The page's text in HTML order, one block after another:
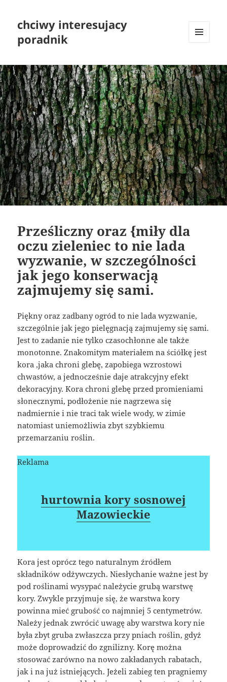
chciwy interesujacy
poradnik
WIDGETY
Prześliczny oraz {miły dla
oczu zieleniec to nie lada
wyzwanie, w szczególności
jak jego konserwacją
zajmujemy się sami.
Piękny oraz zadbany ogród to nie lada wyzwanie,
szczególnie jak jego pielęgnacją zajmujemy się sami.
Jest to zadanie nie tylko czasochłonne ale także
monotonne. Znakomitym materiałem na ściółkę jest
kora ,jaka chroni glebę, zapobiega wzrostowi
chwastów, a jednocześnie daje atrakcyjny efekt
dekoracyjny. Kora chroni glebę przed promieniami
słonecznymi, podłożenie nie nagrzewa się
nadmiernie i nie traci tak wiele wody, w zimie
natomiast uniemożliwia zbyt szybkiemu
przemarzaniu roślin.
Reklama
hurtownia kory sosnowej
Mazowieckie
Kora jest oprócz tego naturalnym źródłem
składników odżywczych. Niesłychanie ważne jest by
pod roślinami wysypać należycie grubą warstwę
kory. Zwykle przyjmuje się, że warstwa kory
powinna mieć grubość co najmniej 5 centymetrów.
Należy jednak zwrócić uwagę aby warstwa kory nie
była zbyt gruba zwłaszcza przy pniach roślin, gdyż
może doprowadzić do zgnilizny. Korę można
stosować zarówno na nowo zakładanych rabatach,
jak i na już istniejących. Jeżeli zabieg ten pragniemy